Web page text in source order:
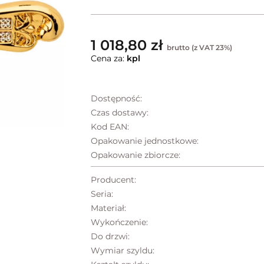
1 018,80 zł brutto (z VAT 23%)
Cena za: kpl
Dostępność:
Czas dostawy:
Kod EAN:
Opakowanie jednostkowe:
Opakowanie zbiorcze:
Producent:
Seria:
Materiał:
Wykończenie:
Do drzwi:
Wymiar szyldu: